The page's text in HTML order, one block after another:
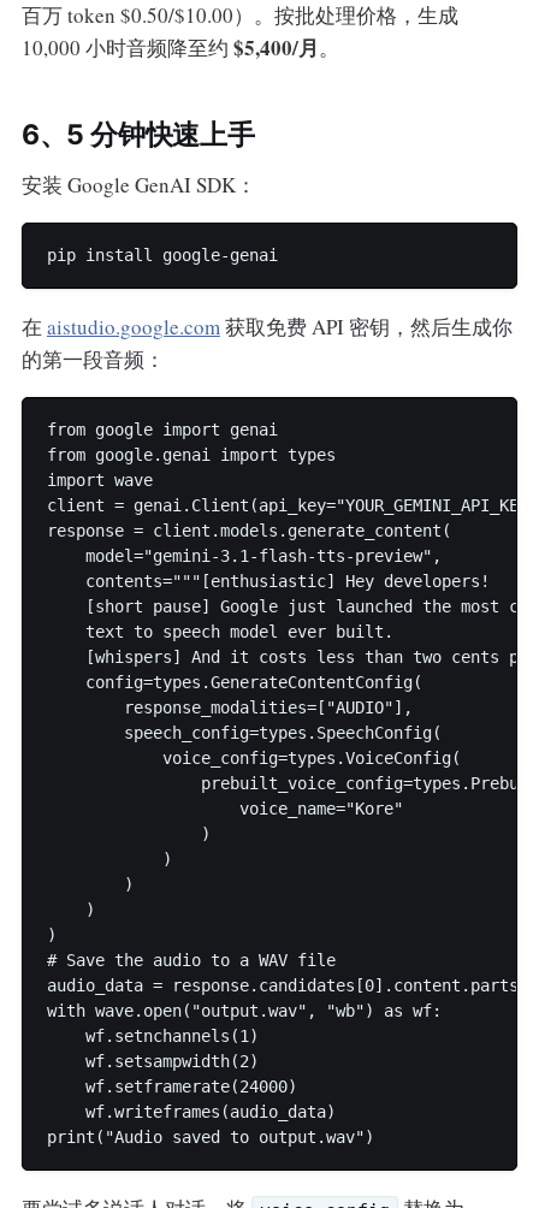
百万 token $0.50/$10.00）。按批处理价格，生成
10,000 小时音频降至约 $5,400/月。
6、5 分钟快速上手
安装 Google GenAI SDK：
在 aistudio.google.com获取免费 API 密钥，然后生成你
的第一段音频：
from google import genai
from google.genai import types
import wave
client =
response = client.models.generate_content(
    model="gemini-3.1-flash-tts-preview",
    contents="""[enthusiastic] Hey developers!
[short pause] Google just launched the most
    text to speech model ever built.
[whispers] And it costs less than two cents
    config=types.GenerateContentConfig(
        response_modalities=["AUDIO"],
        speech_config=types.SpeechConfig(
            voice_config=types.VoiceConfig(
                    voice_name="Kore"
                )
            )
        )
    )
)
# Save the audio to a WAV file
audio_data =
with wave.open("output.wav", "wb") as wf:
    wf.setnchannels(1)
    wf.setsampwidth(2)
    wf.setframerate(24000)
    wf.writeframes(audio_data)